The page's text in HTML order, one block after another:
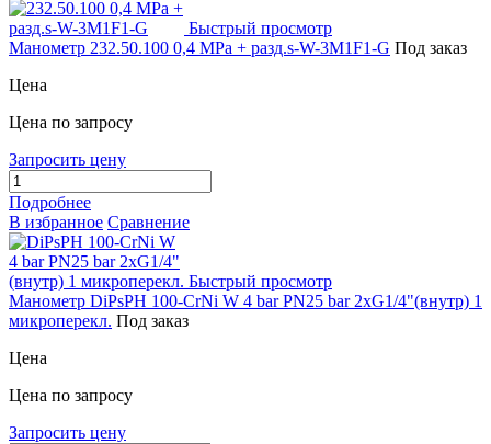
Быстрый просмотр
Манометр 232.50.100 0,4 MPa + разд.s-W-3M1F1-G Под заказ
Цена
Цена по запросу
Запросить цену
Подробнее
В избранное Сравнение
Быстрый просмотр
Манометр DiPsPH 100-CrNi W 4 bar PN25 bar 2xG1/4"(внутр) 1
микроперекл. Под заказ
Цена
Цена по запросу
Запросить цену